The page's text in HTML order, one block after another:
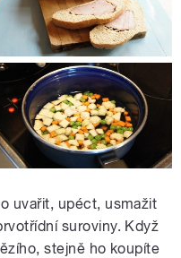
uvařit, upéct, usmažit
suroviny. Když
stejně ho koupíte